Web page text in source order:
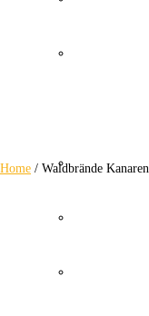
Guardia Civil
Home / Waldbrände Kanaren